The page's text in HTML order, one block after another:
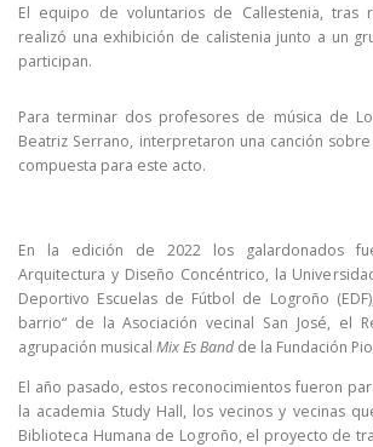
El equipo de voluntarios de Callestenia, tras
realizó una exhibición de calistenia junto a un
participan.
Para terminar dos profesores de música de
Beatriz Serrano, interpretaron una canción
compuesta para este acto.
En la edición de 2022 los galardonados
Arquitectura y Diseño Concéntrico, la
Deportivo Escuelas de Fútbol de Logroño
barrio“ de la Asociación vecinal San José, el
agrupación musical Mix Es Bandde la Fundación
El año pasado, estos reconocimientos fueron
la academia Study Hall, los vecinos y vecinas
Biblioteca Humana de Logroño, el proyecto de